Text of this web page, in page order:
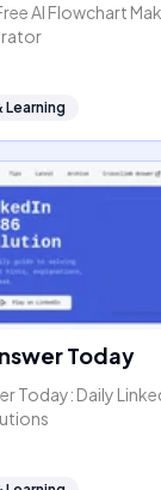
AI Flowchart
Learning
Today
Today: Daily